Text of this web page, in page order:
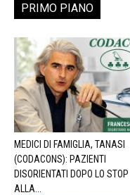
PRIMO PIANO
MEDICI DI FAMIGLIA, TANASI
(CODACONS): PAZIENTI
DISORIENTATI DOPO LO STOP
ALLA...